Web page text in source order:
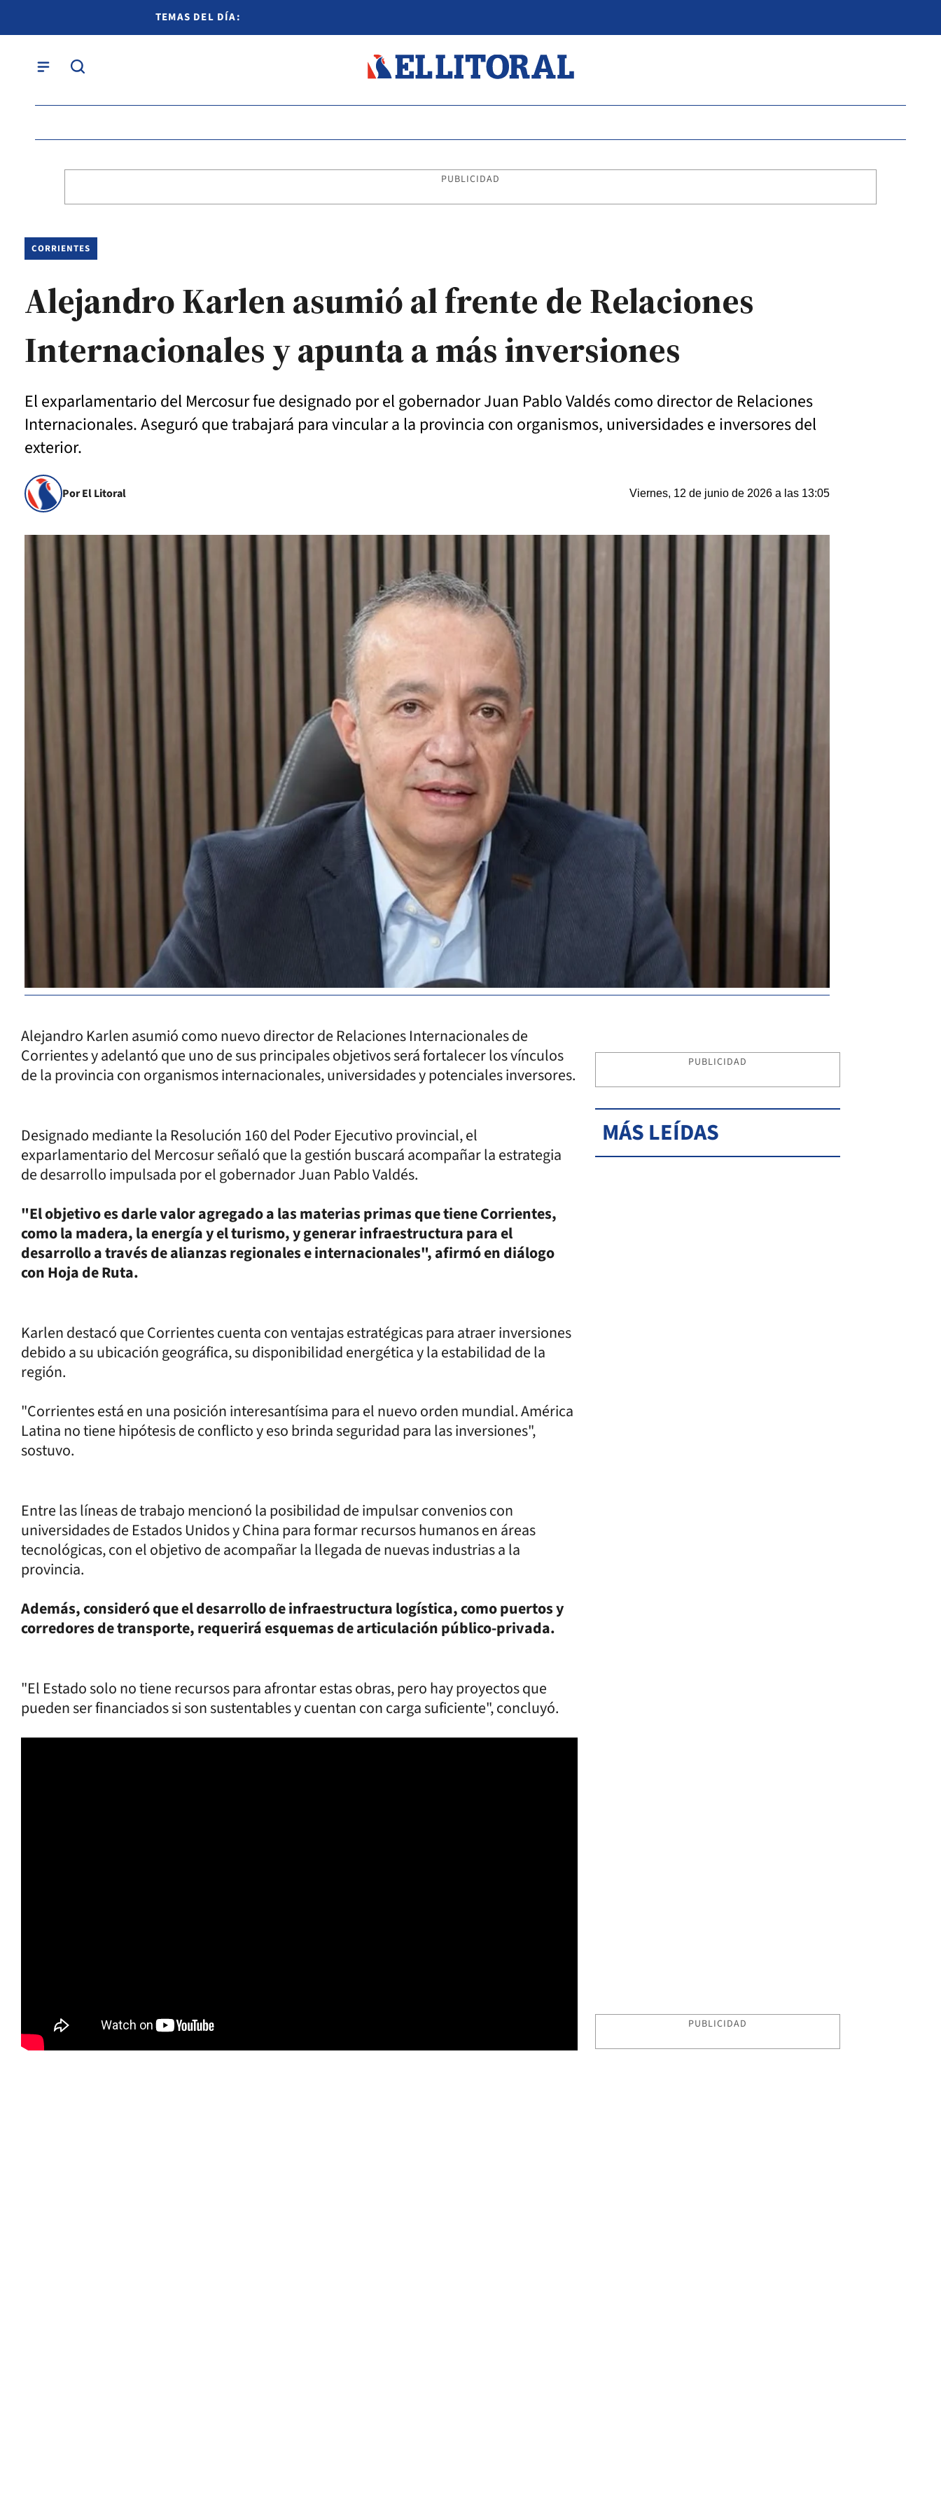
TEMAS DEL DÍA:
PUBLICIDAD
CORRIENTES
Alejandro Karlen asumió al frente de Relaciones
Internacionales y apunta a más inversiones
El exparlamentario del Mercosur fue designado por el gobernador Juan Pablo Valdés como director de Relaciones
Internacionales. Aseguró que trabajará para vincular a la provincia con organismos, universidades e inversores del
exterior.
Por El Litoral Viernes, 12 de junio de 2026 a las 13:05
Alejandro Karlen asumió como nuevo director de Relaciones Internacionales de
Corrientes y adelantó que uno de sus principales objetivos será fortalecer los vínculos
de la provincia con organismos internacionales, universidades y potenciales inversores.
Designado mediante la Resolución 160 del Poder Ejecutivo provincial, el
exparlamentario del Mercosur señaló que la gestión buscará acompañar la estrategia
de desarrollo impulsada por el gobernador Juan Pablo Valdés.
"El objetivo es darle valor agregado a las materias primas que tiene Corrientes,
como la madera, la energía y el turismo, y generar infraestructura para el
desarrollo a través de alianzas regionales e internacionales", afirmó en diálogo
con Hoja de Ruta.
Karlen destacó que Corrientes cuenta con ventajas estratégicas para atraer inversiones
debido a su ubicación geográfica, su disponibilidad energética y la estabilidad de la
región.
"Corrientes está en una posición interesantísima para el nuevo orden mundial. América
Latina no tiene hipótesis de conflicto y eso brinda seguridad para las inversiones",
sostuvo.
Entre las líneas de trabajo mencionó la posibilidad de impulsar convenios con
universidades de Estados Unidos y China para formar recursos humanos en áreas
tecnológicas, con el objetivo de acompañar la llegada de nuevas industrias a la
provincia.
Además, consideró que el desarrollo de infraestructura logística, como puertos y
corredores de transporte, requerirá esquemas de articulación público-privada.
"El Estado solo no tiene recursos para afrontar estas obras, pero hay proyectos que
pueden ser financiados si son sustentables y cuentan con carga suficiente", concluyó.
PUBLICIDAD
MÁS LEÍDAS
PUBLICIDAD